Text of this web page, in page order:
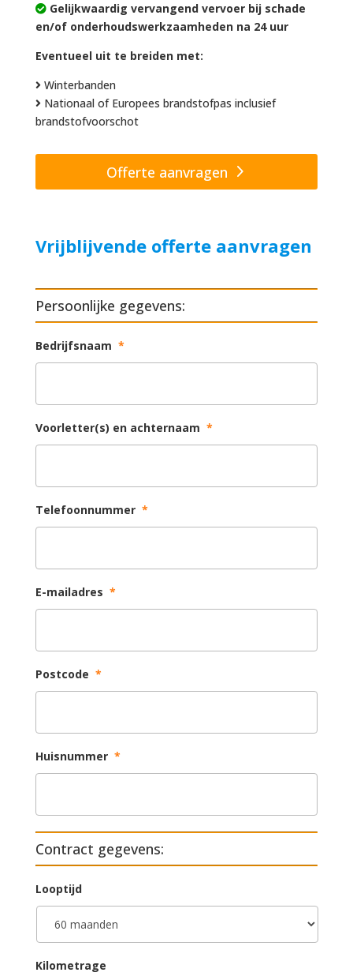
Gelijkwaardig vervangend vervoer bij schade
en/of onderhoudswerkzaamheden na 24 uur
Eventueel uit te breiden met:
Winterbanden
Nationaal of Europees brandstofpas inclusief
brandstofvoorschot
Offerte aanvragen
Vrijblijvende offerte aanvragen
Persoonlijke gegevens:
Bedrijfsnaam *
Voorletter(s) en achternaam *
Telefoonnummer *
E-mailadres *
Postcode *
Huisnummer *
Contract gegevens:
Looptijd
Kilometrage